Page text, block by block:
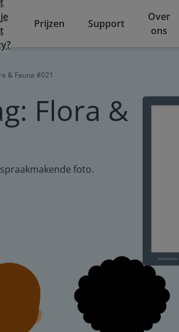
Prijzen Support
Over
ons
& Fauna #021
Flora &
foto.